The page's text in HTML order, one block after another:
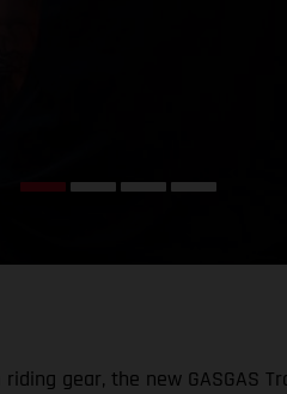
gear, the new GASGAS